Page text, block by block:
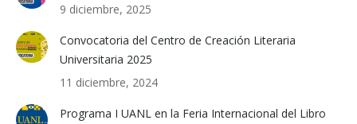
9 diciembre, 2025
Convocatoria del Centro de Creación Literaria
Universitaria 2025
11 diciembre, 2024
Programa I UANL en la Feria Internacional del Libro